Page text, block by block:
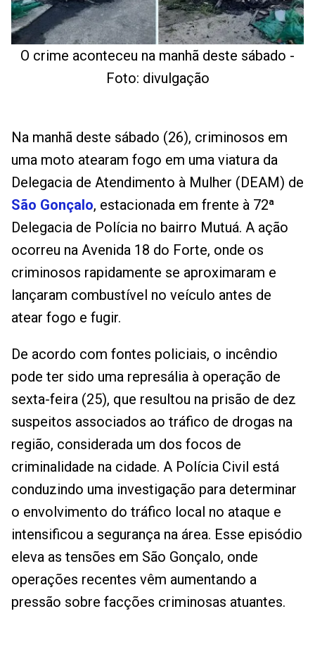
O crime aconteceu na manhã deste sábado -
Foto: divulgação
Na manhã deste sábado (26), criminosos em
uma moto atearam fogo em uma viatura da
Delegacia de Atendimento à Mulher (DEAM) de
São Gonçalo, estacionada em frente à 72ª
Delegacia de Polícia no bairro Mutuá. A ação
ocorreu na Avenida 18 do Forte, onde os
criminosos rapidamente se aproximaram e
lançaram combustível no veículo antes de
atear fogo e fugir.
De acordo com fontes policiais, o incêndio
pode ter sido uma represália à operação de
sexta-feira (25), que resultou na prisão de dez
suspeitos associados ao tráfico de drogas na
região, considerada um dos focos de
criminalidade na cidade. A Polícia Civil está
conduzindo uma investigação para determinar
o envolvimento do tráfico local no ataque e
intensificou a segurança na área. Esse episódio
eleva as tensões em São Gonçalo, onde
operações recentes vêm aumentando a
pressão sobre facções criminosas atuantes.